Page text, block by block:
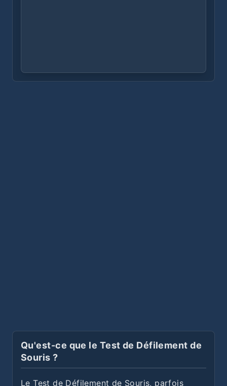
Qu'est-ce que le Test de Défilement de
Souris ?
Le Test de Défilement de Souris, parfois